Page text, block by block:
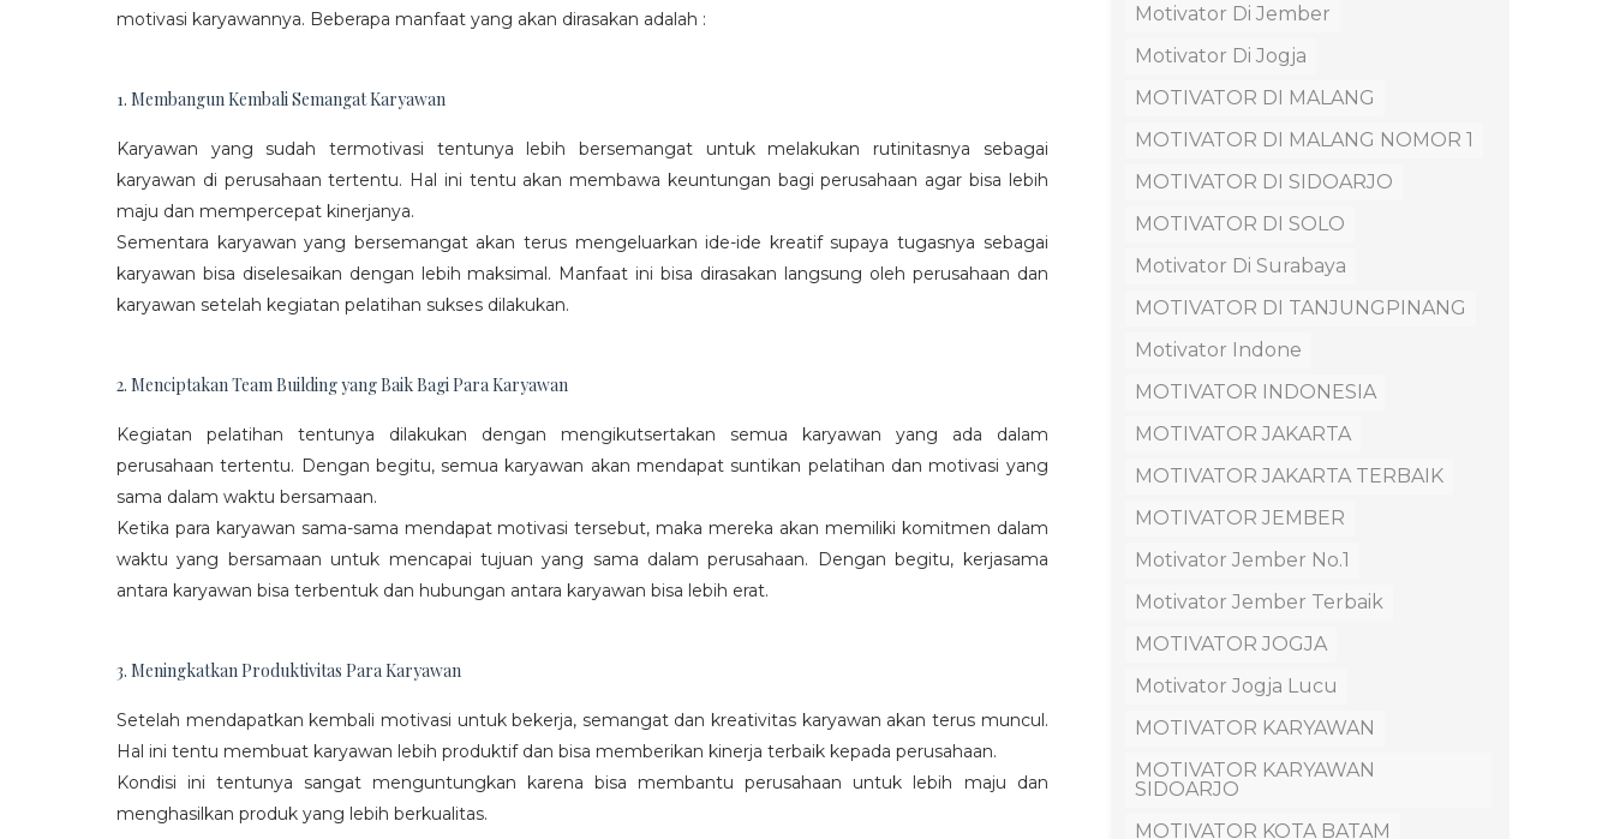
motivasi karyawannya. Beberapa manfaat yang akan dirasakan adalah :
1. Membangun Kembali Semangat Karyawan
Karyawan yang sudah termotivasi tentunya lebih bersemangat untuk melakukan rutinitasnya sebagai
karyawan di perusahaan tertentu. Hal ini tentu akan membawa keuntungan bagi perusahaan agar bisa lebih
maju dan mempercepat kinerjanya.
Sementara karyawan yang bersemangat akan terus mengeluarkan ide-ide kreatif supaya tugasnya sebagai
karyawan bisa diselesaikan dengan lebih maksimal. Manfaat ini bisa dirasakan langsung oleh perusahaan dan
karyawan setelah kegiatan pelatihan sukses dilakukan.
2. Menciptakan Team Building yang Baik Bagi Para Karyawan
Kegiatan pelatihan tentunya dilakukan dengan mengikutsertakan semua karyawan yang ada dalam
perusahaan tertentu. Dengan begitu, semua karyawan akan mendapat suntikan pelatihan dan motivasi yang
sama dalam waktu bersamaan.
Ketika para karyawan sama-sama mendapat motivasi tersebut, maka mereka akan memiliki komitmen dalam
waktu yang bersamaan untuk mencapai tujuan yang sama dalam perusahaan. Dengan begitu, kerjasama
antara karyawan bisa terbentuk dan hubungan antara karyawan bisa lebih erat.
3. Meningkatkan Produktivitas Para Karyawan
Setelah mendapatkan kembali motivasi untuk bekerja, semangat dan kreativitas karyawan akan terus muncul.
Hal ini tentu membuat karyawan lebih produktif dan bisa memberikan kinerja terbaik kepada perusahaan.
Kondisi ini tentunya sangat menguntungkan karena bisa membantu perusahaan untuk lebih maju dan
menghasilkan produk yang lebih berkualitas.
Motivator Di Jember
Motivator Di Jogja
MOTIVATOR DI MALANG
MOTIVATOR DI MALANG NOMOR 1
MOTIVATOR DI SIDOARJO
MOTIVATOR DI SOLO
Motivator Di Surabaya
MOTIVATOR DI TANJUNGPINANG
Motivator Indone
MOTIVATOR INDONESIA
MOTIVATOR JAKARTA
MOTIVATOR JAKARTA TERBAIK
MOTIVATOR JEMBER
Motivator Jember No.1
Motivator Jember Terbaik
MOTIVATOR JOGJA
Motivator Jogja Lucu
MOTIVATOR KARYAWAN
MOTIVATOR KARYAWAN
SIDOARJO
MOTIVATOR KOTA BATAM